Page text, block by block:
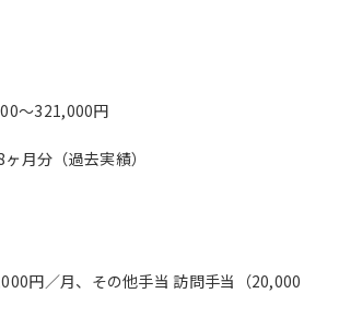
～321,000円
月分（過去実績）
円／月、その他手当 訪問手当（20,000